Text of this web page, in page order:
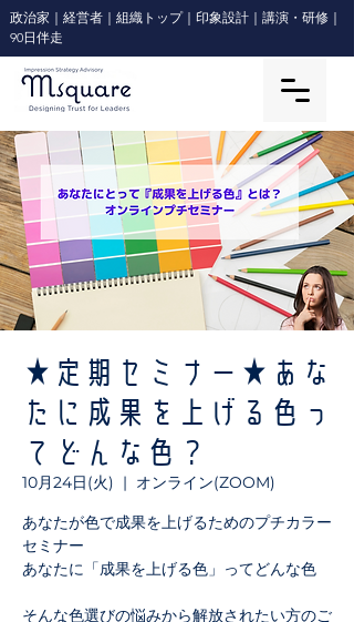
政治家｜経営者｜組織トップ｜印象設計｜講演・研修｜
90日伴走
★定期セミナー★あな
たに成果を上げる色っ
てどんな色？
10月24日(火)
  |
オンライン(ZOOM)
あなたが色で成果を上げるためのプチカラー
セミナー
あなたに「成果を上げる色」ってどんな色
そんな色選びの悩みから解放されたい方のご